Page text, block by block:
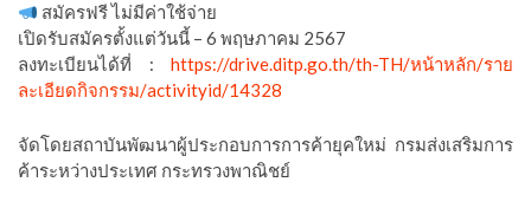
สมัครฟรี ไม่มีค่าใช้จ่าย
เปิดรับสมัครตั้งแต่วันนี้ – 6 พฤษภาคม 2567
ลงทะเบียนได้ที่ : https://drive.ditp.go.th/th-TH/หน้าหลัก/ราย
ละเอียดกิจกรรม/activityid/14328
จัดโดยสถาบันพัฒนาผู้ประกอบการการค้ายุคใหม่ กรมส่งเสริมการ
ค้าระหว่างประเทศ กระทรวงพาณิชย์